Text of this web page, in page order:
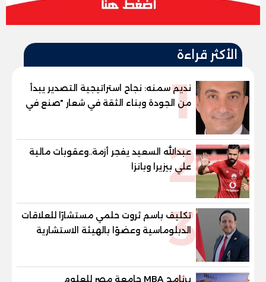
الأكثر قراءة
1
نديم سمنه: نجاح استراتيجية التصدير يبدأ
من الجودة وبناء الثقة في شعار "صنع في
مصر"
2
عبدالله السعيد يفجر أزمة..وعقوبات مالية
علي بيزيرا وبانزا
3
تكليف باسم ثروت حلمي مستشارًا للعلاقات
الدبلوماسية وعضوًا بالهيئة الاستشارية
العليا لمنظمة «جاد جمينت يوإن»
برنامج MBA جامعة مصر للعلوم